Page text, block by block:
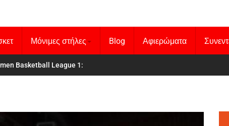
Μόνιμες στήλες Blog Αφιερώματα
Basketball League 1:
Γυναικών